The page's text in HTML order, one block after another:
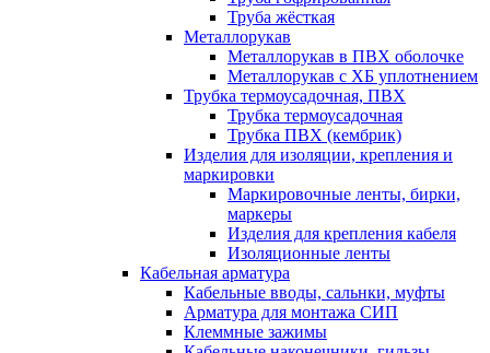
Труба жёсткая
Металлорукав
Металлорукав в ПВХ оболочке
Металлорукав с ХБ уплотнением
Трубка термоусадочная, ПВХ
Трубка термоусадочная
Трубка ПВХ (кембрик)
Изделия для изоляции, крепления и
маркировки
Маркировочные ленты, бирки,
маркеры
Изделия для крепления кабеля
Изоляционные ленты
Кабельная арматура
Кабельные вводы, сальнки, муфты
Арматура для монтажа СИП
Клеммные зажимы